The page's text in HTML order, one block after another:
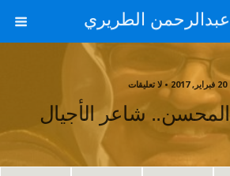
الطريري
20 فبراير, 2017 • لا تعليقات
شاعر الأجيال